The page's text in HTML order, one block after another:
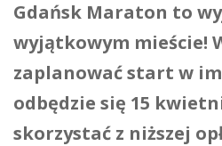
Gdańsk Maraton to
wyjątkowym mieście!
zaplanować start w
odbędzie się 15
skorzystać z niższej